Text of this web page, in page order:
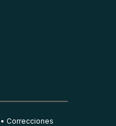
Correcciones